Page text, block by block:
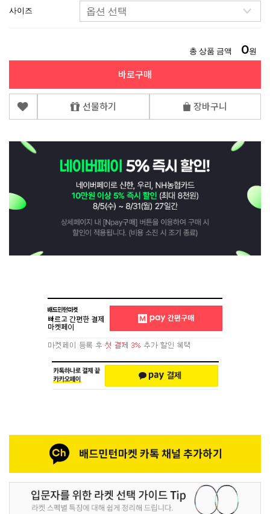
사이즈
총 상품 금액 0원
바로구매
선물하기 장바구니